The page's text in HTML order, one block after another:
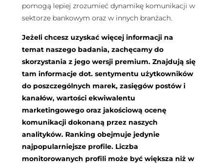
pomogą lepiej zrozumieć dynamikę komunikacji w
sektorze bankowym oraz w innych branżach.
Jeżeli chcesz uzyskać więcej informacji na
temat naszego badania, zachęcamy do
skorzystania z jego wersji premium. Znajdują się
tam informacje dot. sentymentu użytkowników
do poszczególnych marek, zasięgów postów i
kanałów, wartości ekwiwalentu
marketingowego oraz jakościową ocenę
komunikacji dokonaną przez naszych
analityków. Ranking obejmuje jedynie
najpopularniejsze profile. Liczba
monitorowanych profili może być większa niż w